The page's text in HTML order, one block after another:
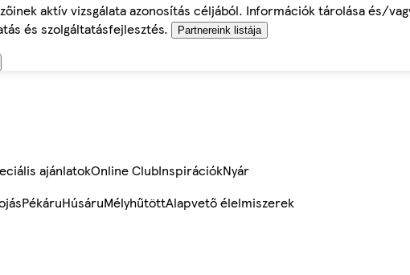
aktív vizsgálata azonosítás céljából. Információk tárolása és/
és szolgáltatásfejlesztés.
Partnereink listája
ajánlatokOnline ClubInspirációkNyár
PékáruHúsáruMélyhűtöttAlapvető élelmiszerek